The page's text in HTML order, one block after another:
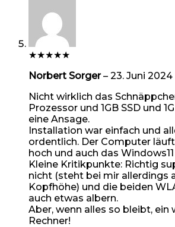
★★★★★
Norbert Sorger– 23. Juni 2024
Nicht wirklich das
Prozessor und 1GB SSD und
eine Ansage.
Installation war einfach und
ordentlich. Der Computer
hoch und auch das
Kleine Kritikpunkte: Richtig
nicht (steht bei mir allerdings
Kopfhöhe) und die beiden
auch etwas albern.
Aber, wenn alles so bleibt, ein
Rechner!